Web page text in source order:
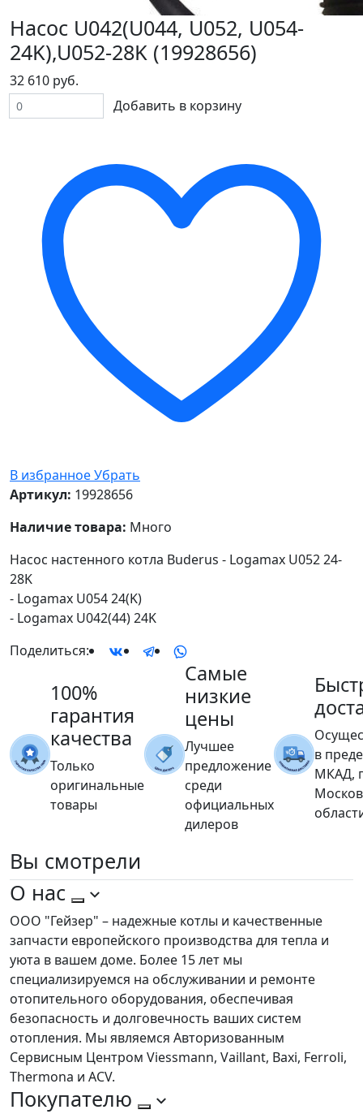
Насос U042(U044, U052, U054-
24K),U052-28K (19928656)
32 610 руб.
Добавить в корзину
В избранноеУбрать
Артикул: 19928656
Наличие товара: Много
Насос настенного котла Buderus - Logamax U052 24-
28K
- Logamax U054 24(K)
- Logamax U042(44) 24K
Поделиться:
100%
гарантия
качества
Только
оригинальные
товары
Самые
низкие
цены
Лучшее
предложение
среди
официальных
дилеров
в
МКАД,
Вы смотрели
О нас
ООО "Гейзер" – надежные котлы и качественные
запчасти европейского производства для тепла и
уюта в вашем доме. Более 15 лет мы
специализируемся на обслуживании и ремонте
отопительного оборудования, обеспечивая
безопасность и долговечность ваших систем
отопления. Мы являемся Авторизованным
Сервисным Центром Viessmann, Vaillant, Baxi, Ferroli,
Thermona и ACV.
Покупателю